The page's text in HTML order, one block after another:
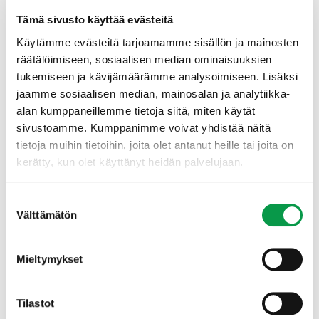
Tämä sivusto käyttää evästeitä
Käytämme evästeitä tarjoamamme sisällön ja mainosten
räätälöimiseen, sosiaalisen median ominaisuuksien
tukemiseen ja kävijämäärämme analysoimiseen. Lisäksi
jaamme sosiaalisen median, mainosalan ja analytiikka-
alan kumppaneillemme tietoja siitä, miten käytät
sivustoamme. Kumppanimme voivat yhdistää näitä
tietoja muihin tietoihin, joita olet antanut heille tai joita on
kerätty, kun olet käyttänyt heidän palvelujaan.
valinta
Välttämätön
Mieltymykset
Tilastot
Organisaatioiden tietojärjestelmistä vastaaville
Harvennusmallien siirto rajapinnan kautta
omaan tietojärjestelmään​ (pdf)
Aineistojen PowerPoint-versiot on toimitettu
Metsänhoidon suositusten avainkouluttajien omaan
aineistopankkiin. Avainkouluttajia on noin 100 eri
organisaatioissa.